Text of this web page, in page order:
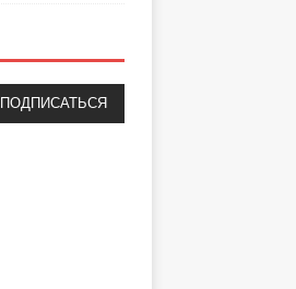
ПОДПИСАТЬСЯ